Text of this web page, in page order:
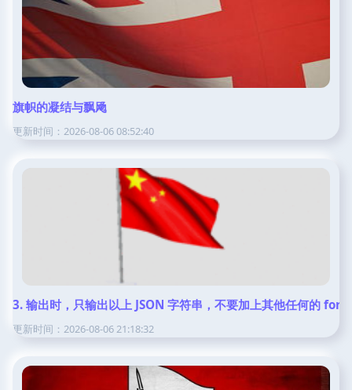
旗帜的凝结与飘飏
更新时间：2026-08-06 08:52:40
3. 输出时，只输出以上 JSON 字符串，不要加上其他任何的
更新时间：2026-08-06 21:18:32